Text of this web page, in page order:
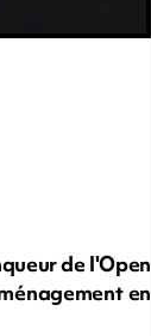
de l'Open
en